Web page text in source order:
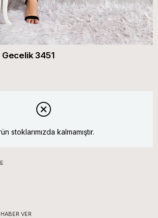
3451
stoklarımızda kalmamıştır.
VER